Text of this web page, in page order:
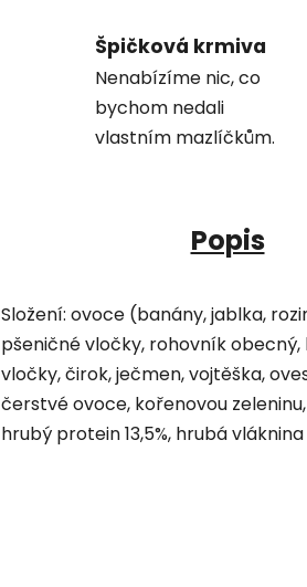
Špičková krmiva
Nenabízíme nic, co
bychom nedali
vlastním mazlíčkům.
Popis
Složení: ovoce (banány, jablka,
pšeničné vločky, rohovník
vločky, čirok, ječmen, vojtěška,
čerstvé ovoce, kořenovou
hrubý protein 13,5%, hrubá